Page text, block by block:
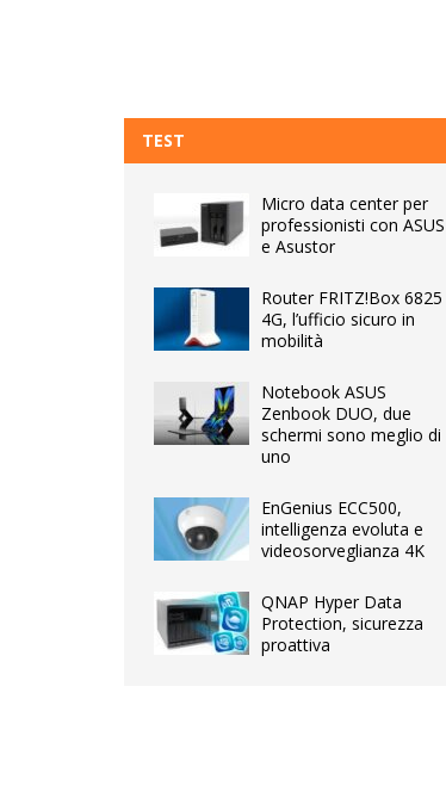
TEST
Micro data center per
professionisti con ASUS
e Asustor
Router FRITZ!Box 6825
4G, l’ufficio sicuro in
mobilità
Notebook ASUS
Zenbook DUO, due
schermi sono meglio di
uno
EnGenius ECC500,
intelligenza evoluta e
videosorveglianza 4K
QNAP Hyper Data
Protection, sicurezza
proattiva